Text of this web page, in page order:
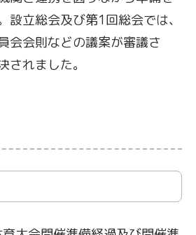
設立総会及び第1回総会では、
会会則などの議案が審議さ
されました。